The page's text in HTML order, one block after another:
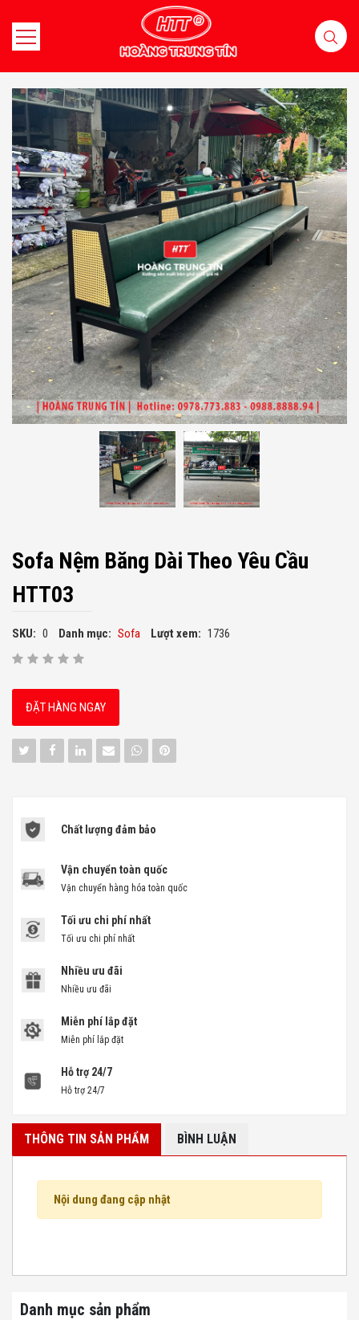
Sofa Nệm Băng Dài Theo Yêu Cầu
HTT03
SKU: 0 Danh mục: Sofa Lượt xem: 1736
ĐẶT HÀNG NGAY
Chất lượng đảm bảo
Vận chuyển toàn quốc
Vận chuyển hàng hóa toàn quốc
Tối ưu chi phí nhất
Tối ưu chi phí nhất
Nhiều ưu đãi
Nhiều ưu đãi
Miễn phí lắp đặt
Miễn phí lắp đặt
Hỗ trợ 24/7
Hỗ trợ 24/7
THÔNG TIN SẢN PHẨM BÌNH LUẬN
Nội dung đang cập nhật
Danh mục sản phẩm